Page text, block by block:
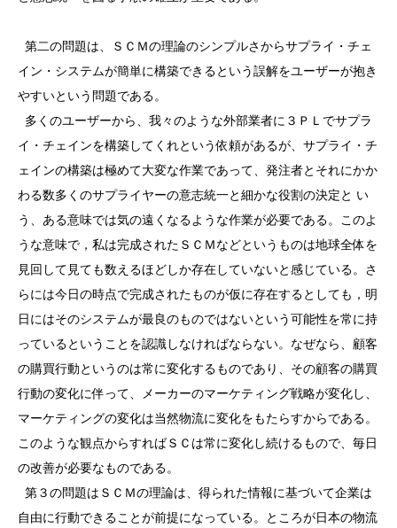
第二の問題は、ＳＣＭの理論のシンプルさからサプライ・チェ
イン・システムが簡単に構築できるという誤解をユーザーが抱き
やすいという問題である。
多くのユーザーから、我々のような外部業者に３ＰＬでサプラ
イ・チェインを構築してくれという依頼があるが、サプライ・チ
ェインの構築は極めて大変な作業であって、発注者とそれにかか
わる数多くのサプライヤーの意志統一と細かな役割の決定と い
う、ある意味では気の遠くなるような作業が必要である。このよ
うな意味で，私は完成されたＳＣＭなどというものは地球全体を
見回して見ても数えるほどしか存在していないと感じている。さ
らには今日の時点で完成されたものが仮に存在するとしても，明
日にはそのシステムが最良のものではないという可能性を常に持
っているということを認識しなければならない。なぜなら、顧客
の購買行動というのは常に変化するものであり、その顧客の購買
行動の変化に伴って、メーカーのマーケティング戦略が変化し、
マーケティングの変化は当然物流に変化をもたらすからである。
このような観点からすればＳＣは常に変化し続けるもので、毎日
の改善が必要なものである。
第３の問題はＳＣＭの理論は、得られた情報に基づいて企業は
自由に行動できることが前提になっている。ところが日本の物流